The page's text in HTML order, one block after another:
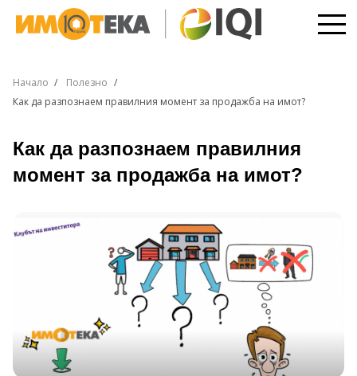
Начало
Полезно
Как да разпознаем правилния момент за продажба на имот?
Как да разпознаем правилния
момент за продажба на имот?